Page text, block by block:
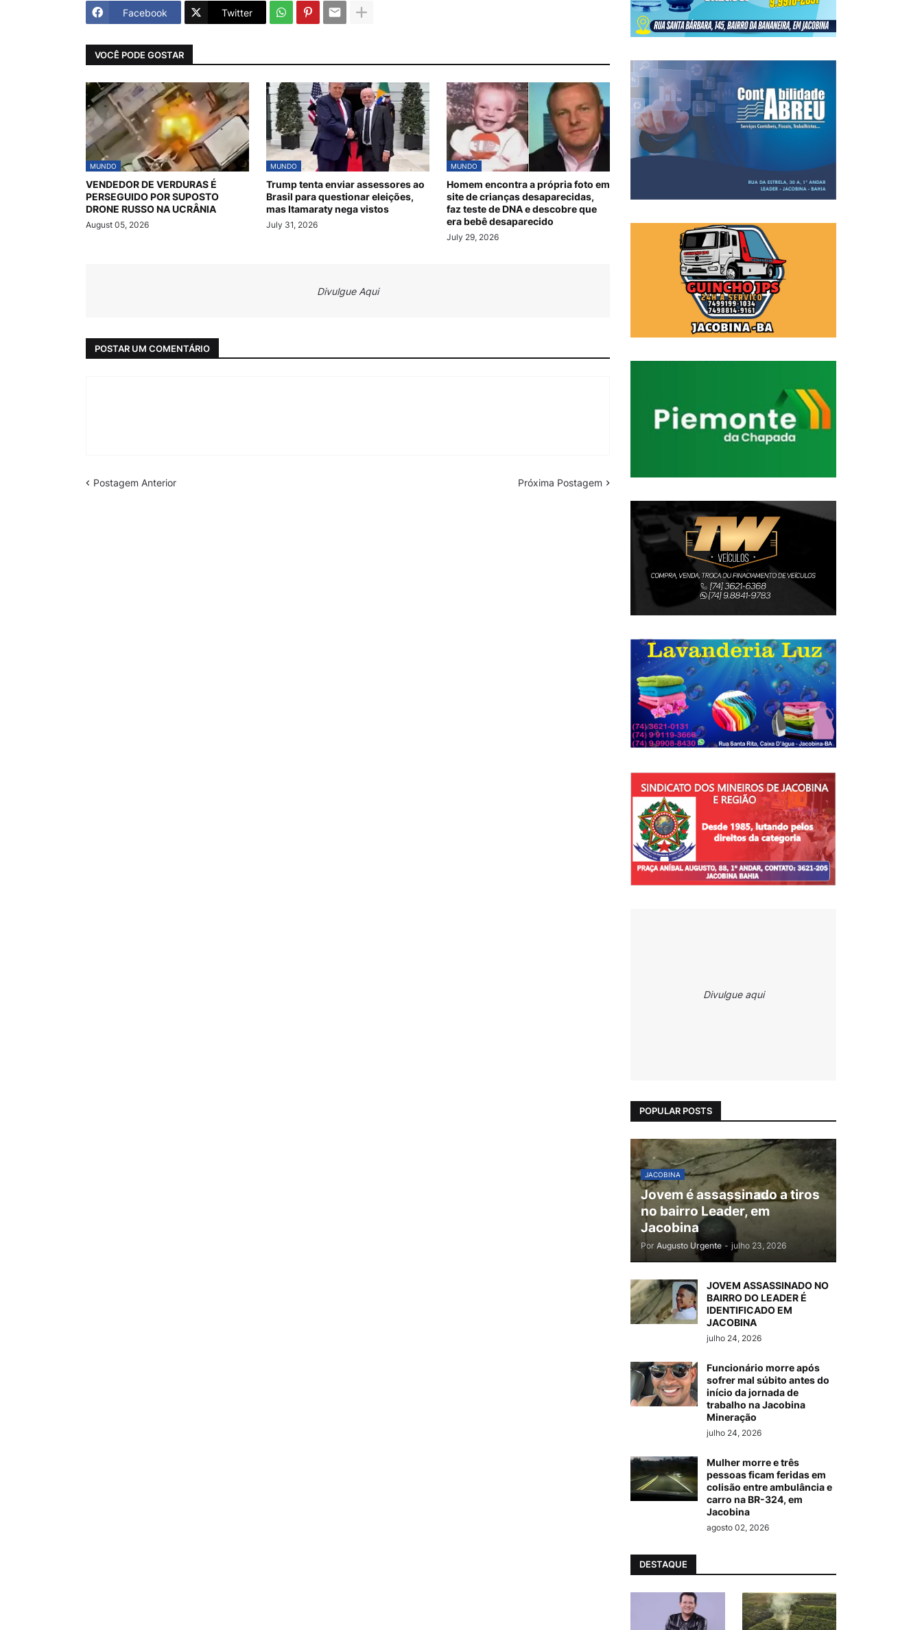
Facebook Twitter
VOCÊ PODE GOSTAR
MUNDO
VENDEDOR DE VERDURAS É
PERSEGUIDO POR SUPOSTO
DRONE RUSSO NA UCRÂNIA
August 05, 2026
MUNDO
Trump tenta enviar assessores ao
Brasil para questionar eleições,
mas Itamaraty nega vistos
July 31, 2026
MUNDO
Homem encontra a própria foto em
site de crianças desaparecidas,
faz teste de DNA e descobre que
era bebê desaparecido
July 29, 2026
Divulgue Aqui
POSTAR UM COMENTÁRIO
Postagem Anterior Próxima Postagem
Divulgue aqui
POPULAR POSTS
JACOBINA
Jovem é assassinado a tiros
no bairro Leader, em
Jacobina
Por Augusto Urgente - julho 23, 2026
JOVEM ASSASSINADO NO
BAIRRO DO LEADER É
IDENTIFICADO EM
JACOBINA
julho 24, 2026
Funcionário morre após
sofrer mal súbito antes do
início da jornada de
trabalho na Jacobina
Mineração
julho 24, 2026
Mulher morre e três
pessoas ficam feridas em
colisão entre ambulância e
carro na BR-324, em
Jacobina
agosto 02, 2026
DESTAQUE